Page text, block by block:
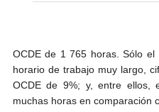
OCDE de 1 765 horas. Sólo
horario de trabajo muy largo,
OCDE de 9%; y, entre ellos,
muchas horas en comparación